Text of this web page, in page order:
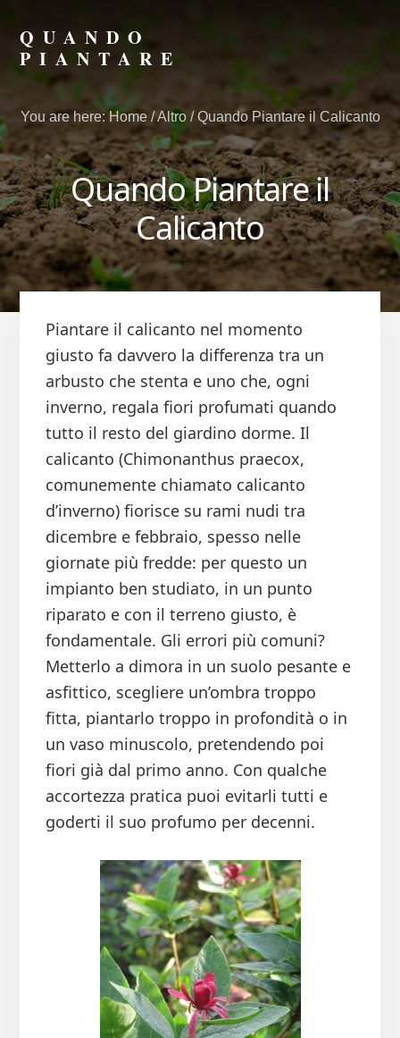
primary
sidebar
content
QUANDO
PIANTARE
Scopri
Momento
Giusto
per
Seminare
e
Piantare
You are here: Home /Altro /Quando Piantare il Calicanto
Quando Piantare il
Calicanto
Piantare il calicanto nel momento
giusto fa davvero la differenza tra un
arbusto che stenta e uno che, ogni
inverno, regala fiori profumati quando
tutto il resto del giardino dorme. Il
calicanto (Chimonanthus praecox,
comunemente chiamato calicanto
d’inverno) fiorisce su rami nudi tra
dicembre e febbraio, spesso nelle
giornate più fredde: per questo un
impianto ben studiato, in un punto
riparato e con il terreno giusto, è
fondamentale. Gli errori più comuni?
Metterlo a dimora in un suolo pesante e
asfittico, scegliere un’ombra troppo
fitta, piantarlo troppo in profondità o in
un vaso minuscolo, pretendendo poi
fiori già dal primo anno. Con qualche
accortezza pratica puoi evitarli tutti e
goderti il suo profumo per decenni.